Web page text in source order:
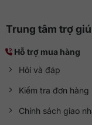
Trung tâm trợ
Hỗ trợ mua hàng
Hỏi và đáp
Kiểm tra đơn hàng
Chính sách giao